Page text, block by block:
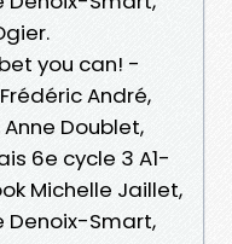
you can! -
André,
Doublet,
6e cycle 3 A1-
Michelle Jaillet,
Denoix-Smart,